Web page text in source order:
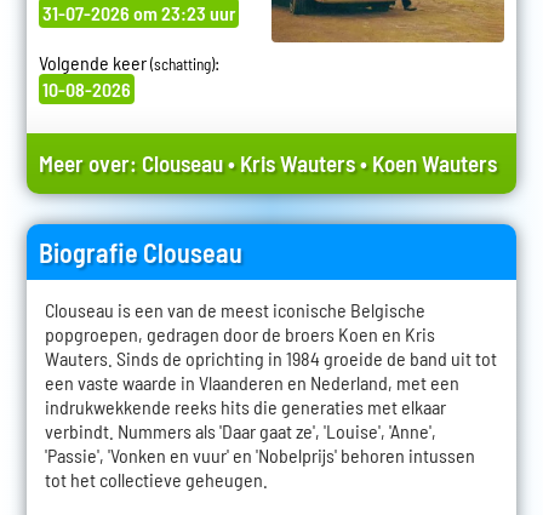
31-07-2026 om 23:23 uur
Volgende keer(schatting):
10-08-2026
Meer over: Clouseau•Kris Wauters•Koen Wauters
Biografie Clouseau
Clouseau is een van de meest iconische Belgische
popgroepen, gedragen door de broers Koen en Kris
Wauters. Sinds de oprichting in 1984 groeide de band uit tot
een vaste waarde in Vlaanderen en Nederland, met een
indrukwekkende reeks hits die generaties met elkaar
verbindt. Nummers als 'Daar gaat ze', 'Louise', 'Anne',
'Passie', 'Vonken en vuur' en 'Nobelprijs' behoren intussen
tot het collectieve geheugen.